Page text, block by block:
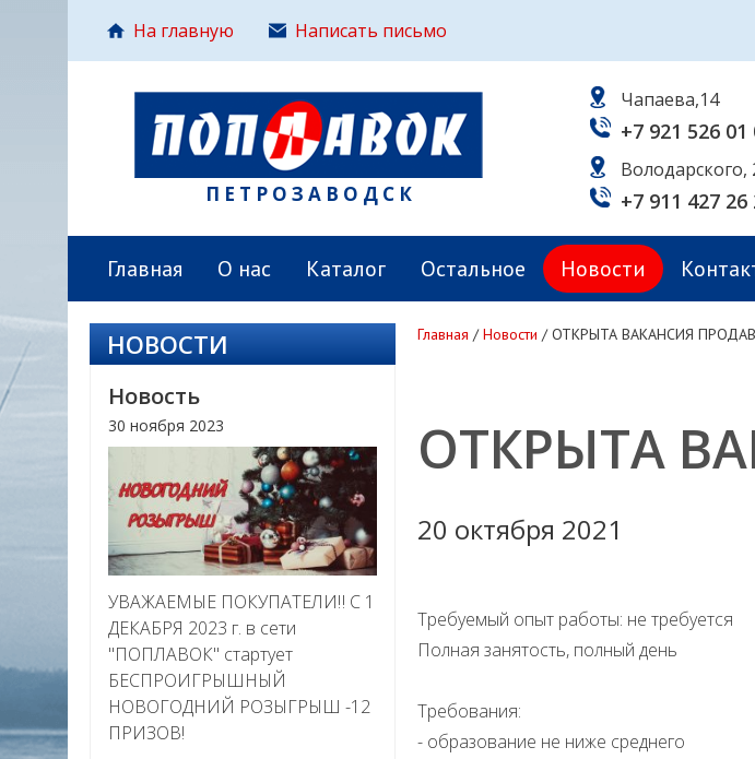
На главную Написать письмо
ПЕТРОЗАВОДСК
Чапаева,14
+7 921 526 01
Володарского,
+7 911 427 26
Главная О нас Каталог Остальное Новости
НОВОСТИ
Новость
30 ноября 2023
УВАЖАЕМЫЕ ПОКУПАТЕЛИ‼ С 1
ДЕКАБРЯ 2023 г. в сети
"ПОПЛАВОК" стартует
БЕСПРОИГРЫШНЫЙ
НОВОГОДНИЙ РОЗЫГРЫШ -12
ПРИЗОВ!
Главная /Новости /ОТКРЫТА ВАКАНСИЯ
ОТКРЫТА
20 октября 2021
Требуемый опыт работы: не требуется
Полная занятость, полный день
Требования:
- образование не ниже среднего